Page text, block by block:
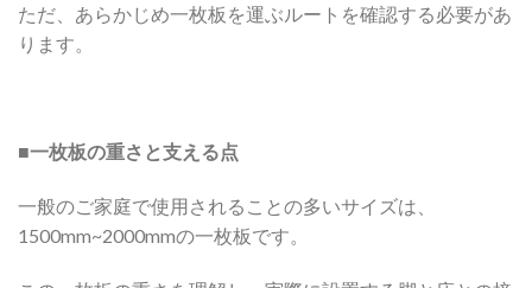
ただ、あらかじめ一枚板を運ぶルートを確認する必要があ
ります。
■一枚板の重さと支える点
一般のご家庭で使用されることの多いサイズは、
1500mm~2000mmの一枚板です。